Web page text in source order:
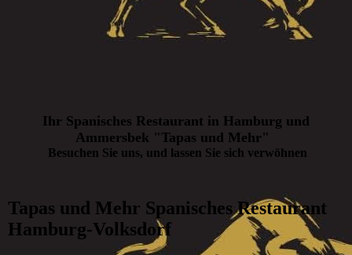
Ihr Spanisches Restaurant in Hamburg und
Ammersbek "Tapas und Mehr"
Besuchen Sie uns, und lassen Sie sich verwöhnen
Tapas und Mehr Spanisches Restaurant
Hamburg-Volksdorf